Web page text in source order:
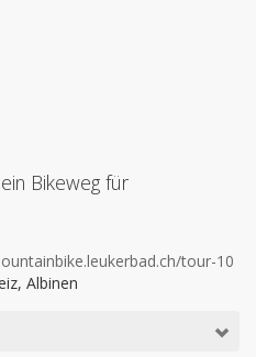
Bikeweg für
tour-10
, Albinen